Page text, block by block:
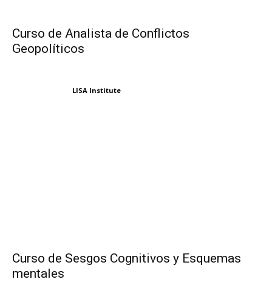
Curso de Analista de Conflictos
Geopolíticos
LISA Institute
Curso de Sesgos Cognitivos y Esquemas
mentales